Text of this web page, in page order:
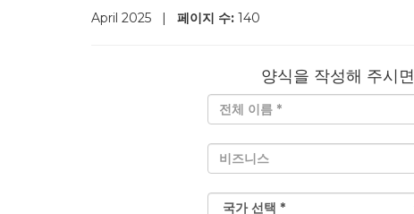
April 2025 | 페이지 수: 140
양식을 작성해 주시